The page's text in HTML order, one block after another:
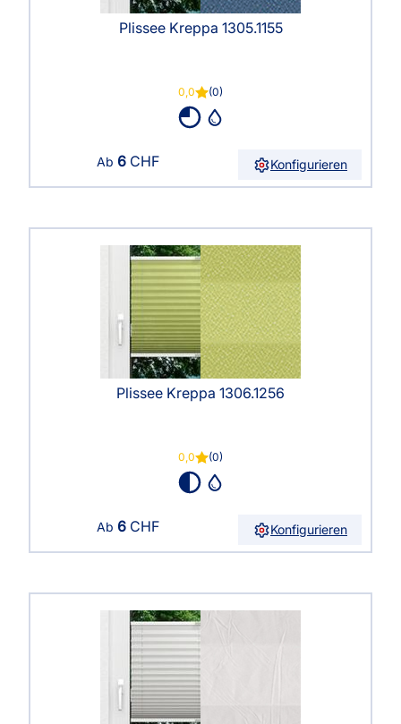
Plissee Kreppa 1305.1155
0,0 (0)
Ab 6 CHF Konfigurieren
Plissee Kreppa 1306.1256
0,0 (0)
Ab 6 CHF Konfigurieren